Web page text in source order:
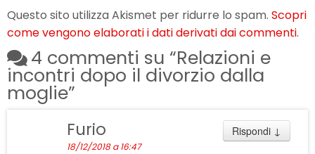
Questo sito utilizza Akismet per ridurre lo spam. Scopri
come vengono elaborati i dati derivati dai commenti.
4 commenti su “Relazioni e
incontri dopo il divorzio dalla
moglie”
Rispondi ↓
Furio
18/12/2018 a 16:47